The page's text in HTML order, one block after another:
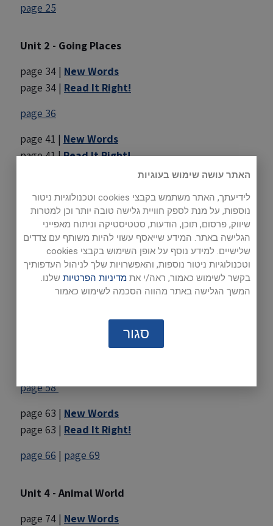
page 25
Unit 2 - Going Places
page 34 | New Words
page 34 | Read It Right!
page 36
page 41 | New Words
page 41 |Read It Right!
page 47, ex. 2
Literature 1 - Gulliver's Travels
page 51 | New Words
page 52| page 53
Unit 3 - Having Fun
New Words
page 58
page 63 | New Words
page 63 | Read It Right!
page 66 | page 69
Unit 4 - Animal World
page 74 | New Words
סגור
האתר עושה שימוש בעוגיות
לידיעתך, האתר משתמש בקבצי cookies וטכנולוגיות ניטור
נוספות, על מנת לספק חוויית גלישה טובה יותר וכן למטרות
שיווק, פרסום, תוכן, הודעות, סטטיסטיקה וניתוח מאפייני
הגלישה באתר. המידע שייאסף עשוי להיות משותף עם צדדים
שלישיים. למידע נוסף על אופן השימוש בקבצי cookies
וטכנולוגיות ניטור נוספות, והאפשרויות שלך לניהול העדפותיך
בקשר לשימוש כאמור, ראה/י את מדיניות הפרטיותשלנו.
המשך הגלישה באתר מהווה הסכמה לשימוש כאמור